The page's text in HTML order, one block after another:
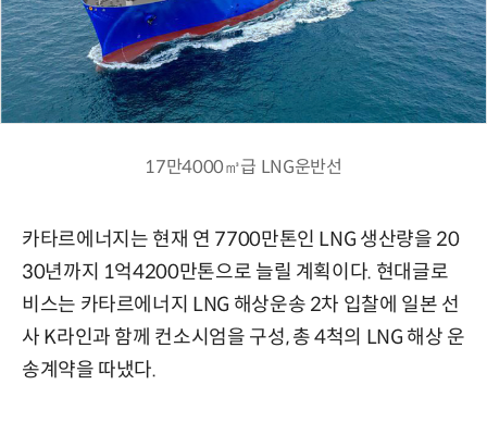
17만4000㎥급 LNG운반선
카타르에너지는 현재 연 7700만톤인 LNG 생산량을 20
30년까지 1억4200만톤으로 늘릴 계획이다. 현대글로
비스는 카타르에너지 LNG 해상운송 2차 입찰에 일본 선
사 K라인과 함께 컨소시엄을 구성, 총 4척의 LNG 해상 운
송계약을 따냈다.